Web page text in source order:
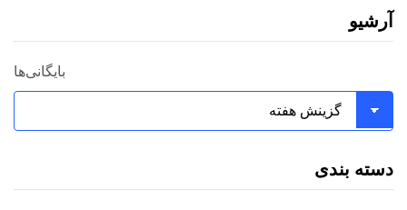
آرشیو
بایگانی‌ها
دسته بندی